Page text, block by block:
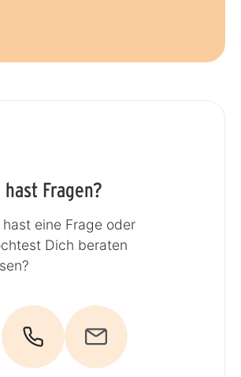
hast Fragen?
hast eine Frage oder
Dich beraten